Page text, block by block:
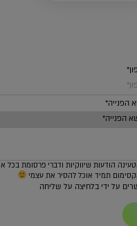
הפנייה*
הודעות שיווקיות ודברי פרסומת בכל
על ידי בלחיצה על שליחה